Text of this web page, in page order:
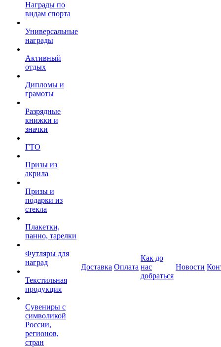
Награды по
видам спорта
Универсальные
награды
Активный
отдых
Дипломы и
грамоты
Разрядные
книжки и
значки
ГТО
Призы из
акрила
Призы и
подарки из
стекла
Плакетки,
панно, тарелки
Футляры для
наград
Текстильная
продукция
Сувениры с
символикой
России,
регионов,
стран
Доставка Оплата
Как до
нас
добраться
Новости